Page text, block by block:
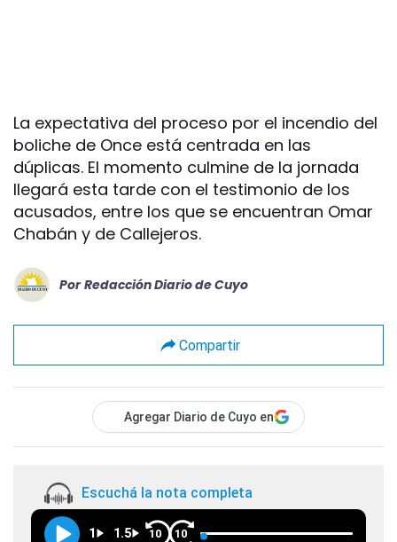
La expectativa del proceso por el incendio del
boliche de Once está centrada en las
dúplicas. El momento culmine de la jornada
llegará esta tarde con el testimonio de los
acusados, entre los que se encuentran Omar
Chabán y de Callejeros.
Por Redacción Diario de Cuyo
Compartir
Agregar Diario de Cuyo en
Escuchá la nota completa
1 1.5 10 10